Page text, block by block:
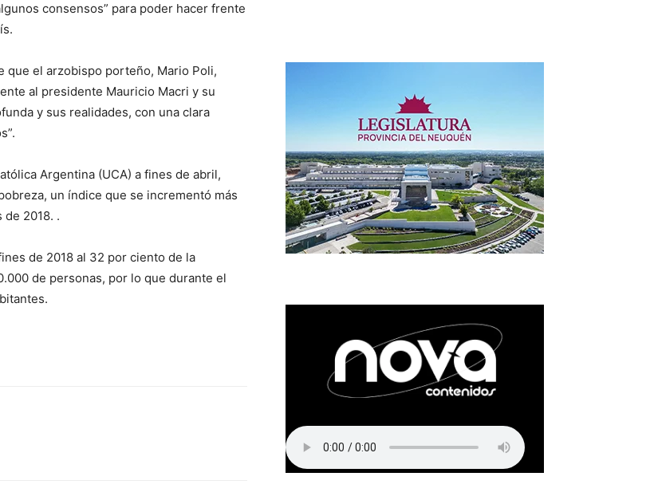
consensos” para poder hacer frente
que el arzobispo porteño, Mario Poli,
al presidente Mauricio Macri y su
y sus realidades, con una clara
Argentina (UCA) a fines de abril,
un índice que se incrementó más
de 2018. .
de 2018 al 32 por ciento de la
de personas, por lo que durante el